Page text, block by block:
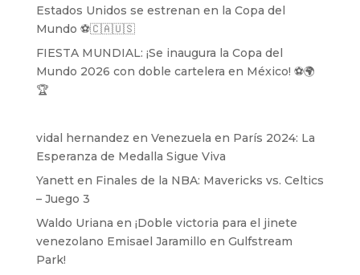
Estados Unidos se estrenan en la Copa del
Mundo ⚽️🇨🇦🇺🇸
FIESTA MUNDIAL: ¡Se inaugura la Copa del
Mundo 2026 con doble cartelera en México! ⚽️🌍
🏆
vidal hernandez en Venezuela en París 2024: La
Esperanza de Medalla Sigue Viva
Yanetten Finales de la NBA: Mavericks vs. Celtics
– Juego 3
Waldo Uriana en ¡Doble victoria para el jinete
venezolano Emisael Jaramillo en Gulfstream
Park!